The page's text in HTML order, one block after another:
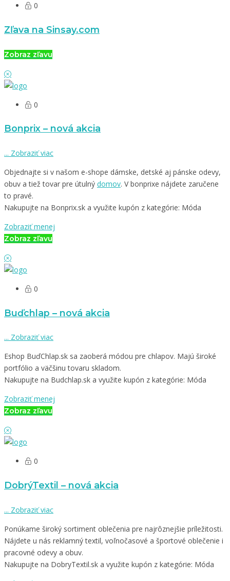
0
Zľava na Sinsay.com
Zobraz zľavu
0
Bonprix – nová akcia
... Zobraziť viac
Objednajte si v našom e-shope dámske, detské aj pánske odevy,
obuv a tiež tovar pre útulný domov. V bonprixe nájdete zaručene
to pravé.
Nakupujte na Bonprix.sk a využite kupón z kategórie: Móda
Zobraziť menej
Zobraz zľavu
0
Buďchlap – nová akcia
... Zobraziť viac
Eshop BuďChlap.sk sa zaoberá módou pre chlapov. Majú široké
portfólio a väčšinu tovaru skladom.
Nakupujte na Budchlap.sk a využite kupón z kategórie: Móda
Zobraziť menej
Zobraz zľavu
0
DobrýTextil – nová akcia
... Zobraziť viac
Ponúkame široký sortiment oblečenia pre najrôznejšie príležitosti.
Nájdete u nás reklamný textil, voľnočasové a športové oblečenie i
pracovné odevy a obuv.
Nakupujte na DobryTextil.sk a využite kupón z kategórie: Móda